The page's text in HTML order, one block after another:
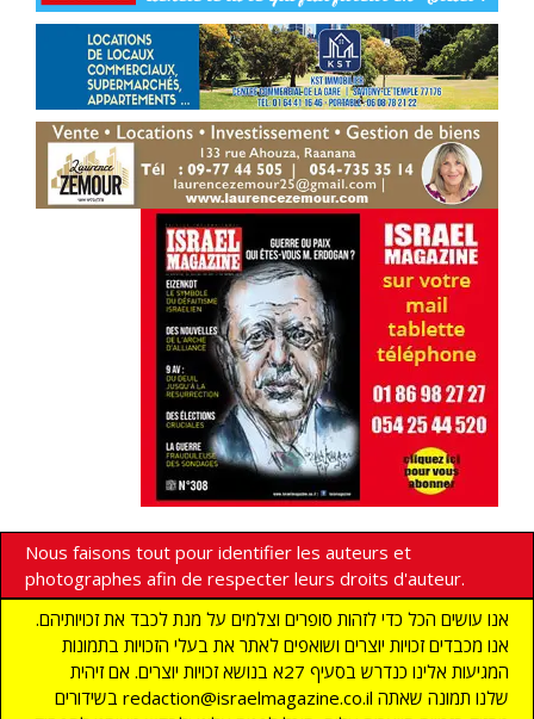
Nous faisons tout pour identifier les auteurs et
photographes afin de respecter leurs droits d'auteur.
אנו עושים הכל כדי לזהות סופרים וצלמים על מנת לכבד את זכויותיהם.
אנו מכבדים זכויות יוצרים ושואפים לאתר את בעלי הזכויות בתמונות
המגיעות אלינו כנדרש בסעיף 27א בנושא זכויות יוצרים. אם זיהית
בשידורים redaction@israelmagazine.co.il שלנו תמונה שאתה